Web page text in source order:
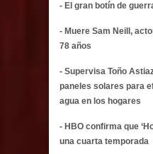
- El gran botín de
- Muere Sam Neill,
78 años
- Supervisa Toño
paneles solares para
agua en los hogares
- HBO confirma que
una cuarta temporada